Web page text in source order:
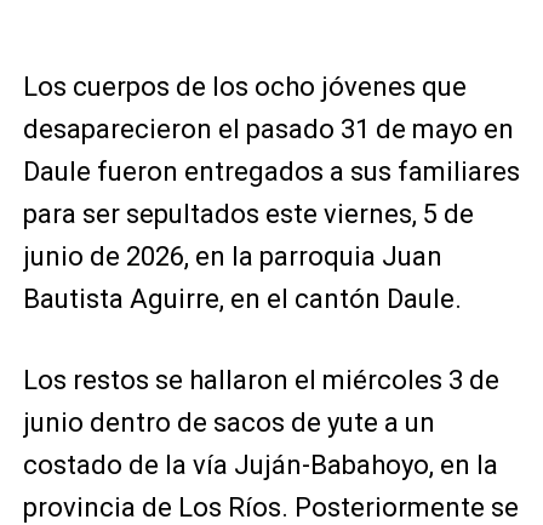
Los cuerpos de los ocho jóvenes que
desaparecieron el pasado 31 de mayo en
Daule fueron entregados a sus familiares
para ser sepultados este viernes, 5 de
junio de 2026, en la parroquia Juan
Bautista Aguirre, en el cantón Daule.
Los restos se hallaron el miércoles 3 de
junio dentro de sacos de yute a un
costado de la vía Juján-Babahoyo, en la
provincia de Los Ríos. Posteriormente se